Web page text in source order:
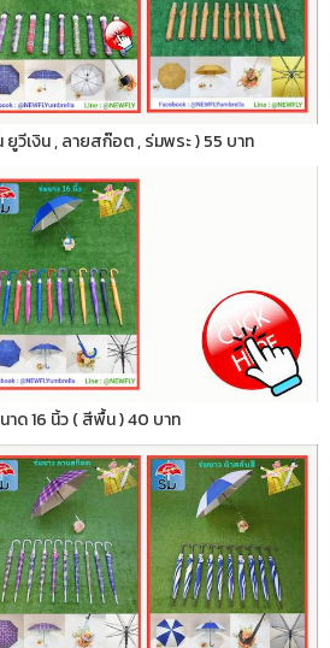
วีเงิน , ลายสก๊อต , ร่มพระ ) 55 บาท
าด 16 นิ้ว ( สีพื้น ) 40 บาท